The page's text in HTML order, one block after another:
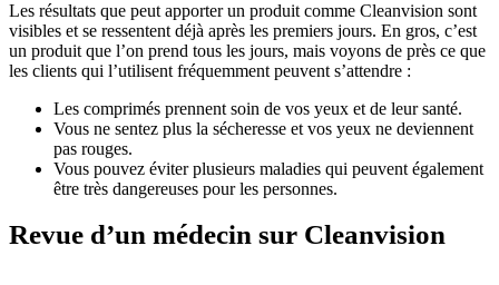
Les résultats que peut apporter un produit comme Cleanvision sont
visibles et se ressentent déjà après les premiers jours. En gros, c’est
un produit que l’on prend tous les jours, mais voyons de près ce que
les clients qui l’utilisent fréquemment peuvent s’attendre :
Les comprimés prennent soin de vos yeux et de leur santé.
Vous ne sentez plus la sécheresse et vos yeux ne deviennent
pas rouges.
Vous pouvez éviter plusieurs maladies qui peuvent également
être très dangereuses pour les personnes.
Revue d’un médecin sur Cleanvision